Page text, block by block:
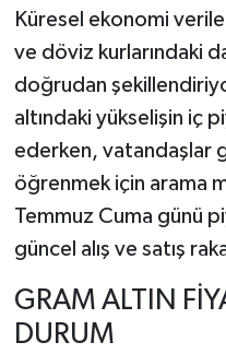
Küresel ekonomi
ve döviz kurlarındaki
doğrudan
altındaki yükselişin iç
ederken, vatandaşlar
öğrenmek için arama
Temmuz Cuma günü
güncel alış ve satış
GRAM ALTIN
DURUM